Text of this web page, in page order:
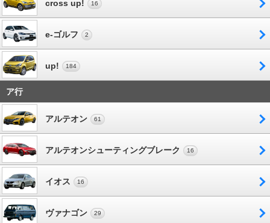
cross up! 16
e-ゴルフ 2
up! 184
ア行
アルテオン 61
アルテオンシューティングブレーク 16
イオス 16
ヴァナゴン 29